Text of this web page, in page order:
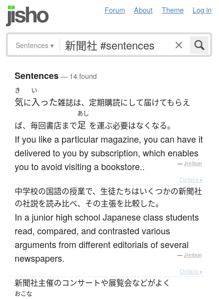
Forum About Theme Log in
Sentences ▾
Sentences— 14 found
き
気に
い
入った雑誌は、定期購読にして届けてもらえ
ば、毎回書店まで
あし
足 を運ぶ必要はなくなる。
If you like a particular magazine, you can have it
delivered to you by subscription, which enables
you to avoid visiting a bookstore..
— Jreibun
Details ▸
中学校の国語の授業で、生徒たちはいくつかの新聞社
の社説を読み比べ、その主張を比較した。
In a junior high school Japanese class students
read, compared, and contrasted various
arguments from different editorials of several
newspapers.
— Jreibun
Details ▸
新聞社主催のコンサートや展覧会などがよく
おこな